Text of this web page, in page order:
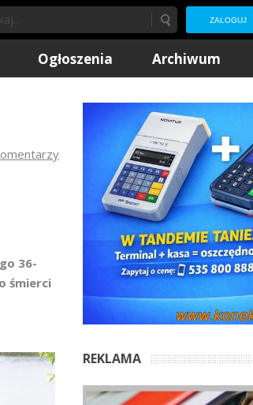
ZALOGUJ
Ogłoszenia Archiwum
36-
śmierci
REKLAMA